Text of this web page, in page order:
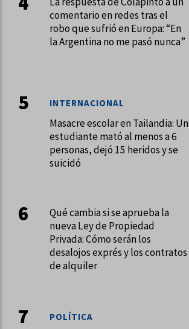
comentario en redes tras el
robo que sufrió en Europa: “En
la Argentina no me pasó nunca”
Masacre escolar en Tailandia: Un
estudiante mató al menos a 6
personas, dejó 15 heridos y se
suicidó
INTERNACIONAL
Qué cambia si se aprueba la
nueva Ley de Propiedad
Privada: Cómo serán los
desalojos exprés y los contratos
de alquiler
POLÍTICA